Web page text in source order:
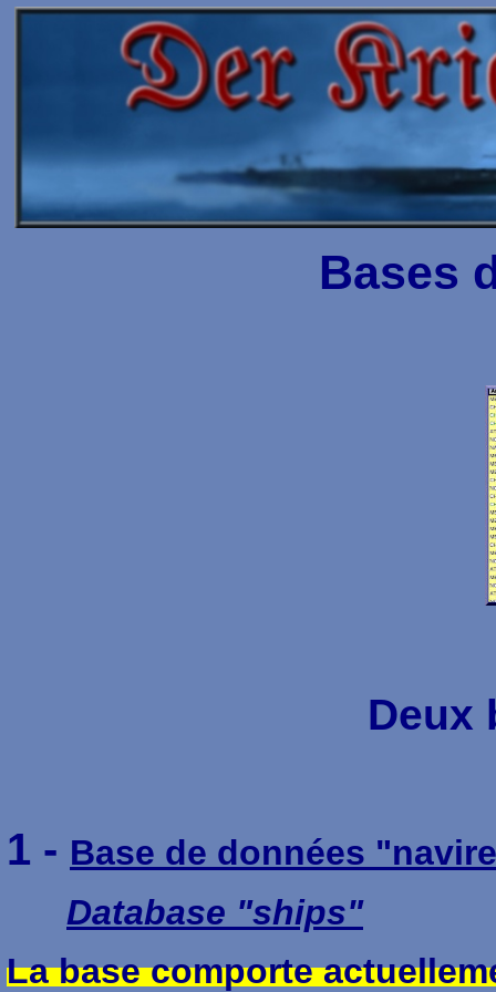
Bases
Deux
1 - Base de données
Database "ships"
La base comporte